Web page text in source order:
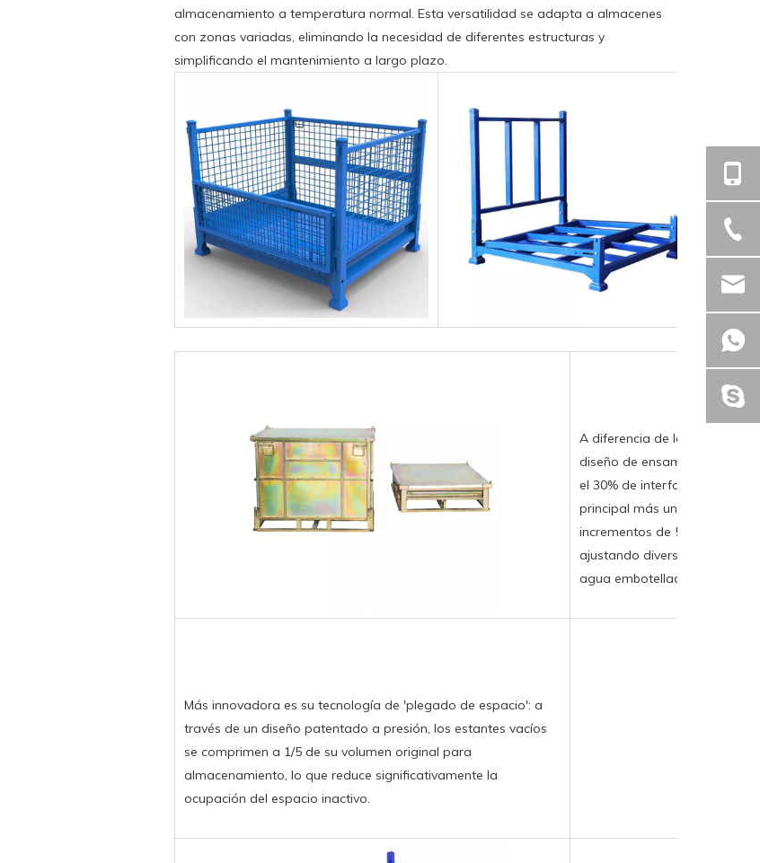
almacenamiento a temperatura normal. Esta versatilidad se adapta a almacenes
con zonas variadas, eliminando la necesidad de diferentes estructuras y
simplificando el mantenimiento a largo plazo.
A diferencia de las ofertas
diseño de ensamblaje
el 30% de interfaces de
principal más un sistema de
incrementos de 50 mm de
ajustando diversas
agua embotellada a cajas
Más innovadora es su tecnología de 'plegado de espacio': a
través de un diseño patentado a presión, los estantes vacíos
se comprimen a 1/5 de su volumen original para
almacenamiento, lo que reduce significativamente la
ocupación del espacio inactivo.